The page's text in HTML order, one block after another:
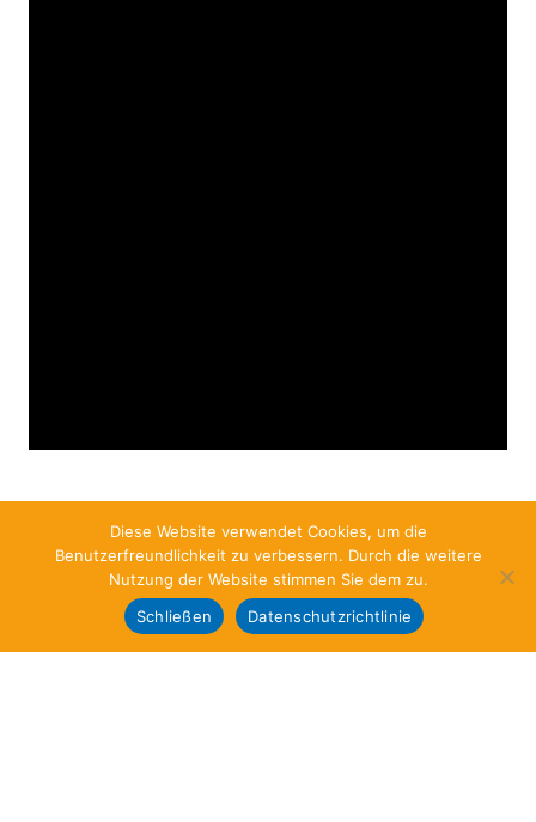
Diese Website verwendet Cookies, um die
Benutzerfreundlichkeit zu verbessern. Durch die weitere
Nutzung der Website stimmen Sie dem zu.
Schließen
Datenschutzrichtlinie